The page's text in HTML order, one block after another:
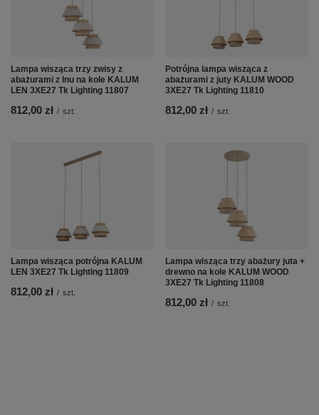
Lampa wisząca trzy zwisy z
abażurami z lnu na kole KALUM
LEN 3XE27 Tk Lighting 11807
812,00 zł / szt.
Potrójna lampa wisząca z
abażurami z juty KALUM WOOD
3XE27 Tk Lighting 11810
812,00 zł / szt.
Lampa wisząca potrójna KALUM
LEN 3XE27 Tk Lighting 11809
812,00 zł / szt.
Lampa wisząca trzy abażury juta +
drewno na kole KALUM WOOD
3XE27 Tk Lighting 11808
812,00 zł / szt.